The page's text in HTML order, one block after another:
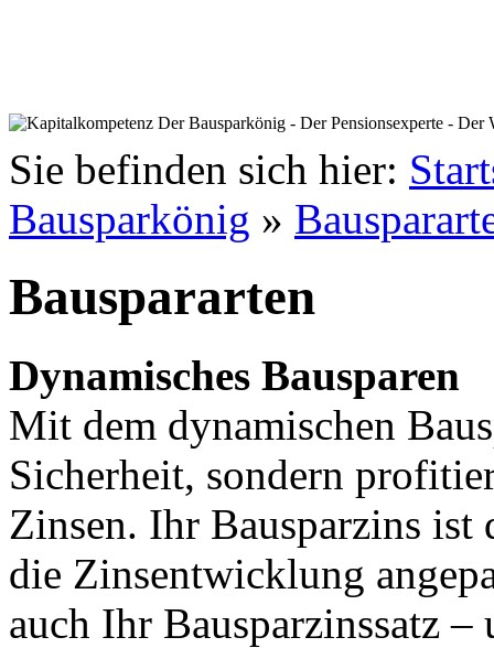
Sie befinden sich hier:
Bausparkönig »
Bauspararten
Dynamisches Bausparen
Mit dem dynamischen
Sicherheit, sondern
Zinsen. Ihr Bausparzins
die Zinsentwicklung
auch Ihr Bausparzinssatz